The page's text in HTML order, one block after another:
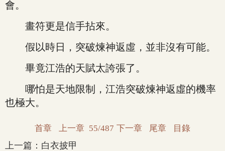
會。
畫符更是信手拈來。
假以時日，突破煉神返虛，並非沒有可能。
畢竟江浩的天賦太誇張了。
哪怕是天地限制，江浩突破煉神返虛的機率
也極大。
首章 上一章 55/487 下一章 尾章 目錄
上一篇： 白衣披甲